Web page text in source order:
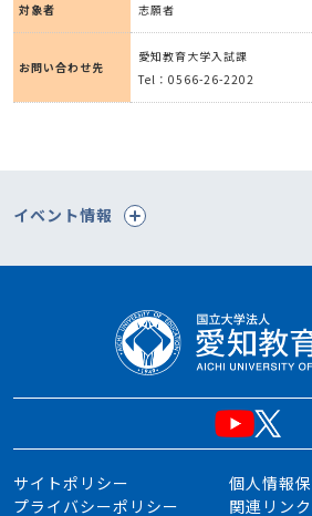
対象者 志願者
お問い合わせ先
愛知教育大学入試課
Tel：0566-26-2202
イベント情報
サイトポリシー
個人情報
プライバシーポリシー
関連リンク